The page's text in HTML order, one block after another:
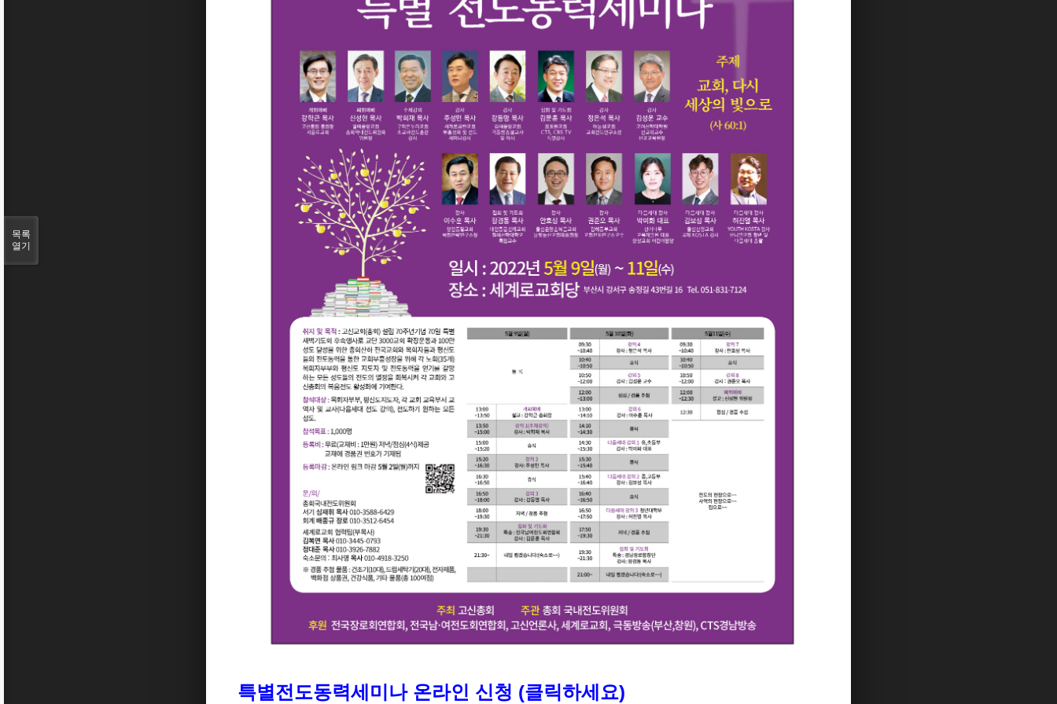
특별전도동력세미나 온라인 신청 (클릭하세요)
목록
열기